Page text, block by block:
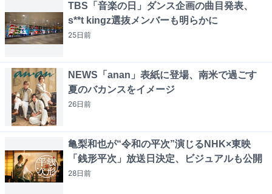
TBS「音楽の日」ダンス企画の曲目発表、
s**t kingz選抜メンバーも明らかに
25日前
NEWS「anan」表紙に登場、南米で過ごす
夏のバカンスをイメージ
26日前
亀梨和也が“令和の平次”演じるNHK×東映
「銭形平次」放送日決定、ビジュアルも公開
28日前